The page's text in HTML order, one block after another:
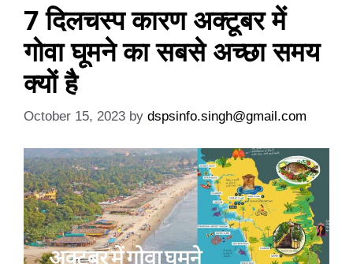
7 दिलचस्प कारण अक्टूबर में
गोवा घूमने का सबसे अच्छा समय
क्यों है
October 15, 2023 by dspsinfo.singh@gmail.com